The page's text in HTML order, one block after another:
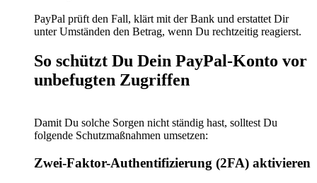
PayPal prüft den Fall, klärt mit der Bank und erstattet Dir
unter Umständen den Betrag, wenn Du rechtzeitig reagierst.
So schützt Du Dein PayPal-Konto vor
unbefugten Zugriffen
Damit Du solche Sorgen nicht ständig hast, solltest Du
folgende Schutzmaßnahmen umsetzen:
Zwei-Faktor-Authentifizierung (2FA) aktivieren